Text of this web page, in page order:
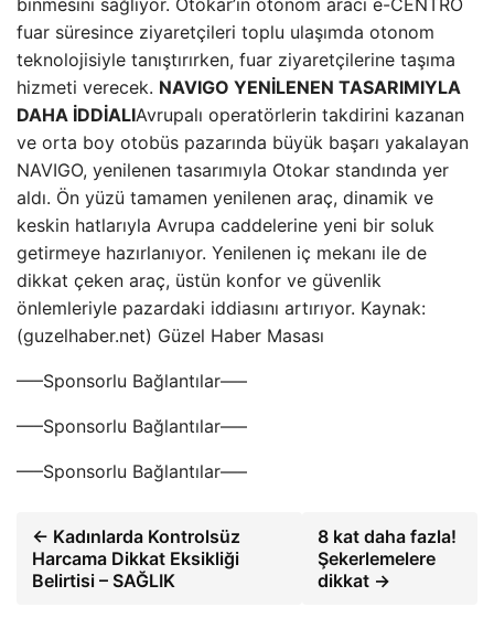
binmesini sağlıyor. Otokar’ın otonom aracı e-CENTRO
fuar süresince ziyaretçileri toplu ulaşımda otonom
teknolojisiyle tanıştırırken, fuar ziyaretçilerine taşıma
hizmeti verecek. NAVIGO YENİLENEN TASARIMIYLA
DAHA İDDİALIAvrupalı operatörlerin takdirini kazanan
ve orta boy otobüs pazarında büyük başarı yakalayan
NAVIGO, yenilenen tasarımıyla Otokar standında yer
aldı. Ön yüzü tamamen yenilenen araç, dinamik ve
keskin hatlarıyla Avrupa caddelerine yeni bir soluk
getirmeye hazırlanıyor. Yenilenen iç mekanı ile de
dikkat çeken araç, üstün konfor ve güvenlik
önlemleriyle pazardaki iddiasını artırıyor. Kaynak:
(guzelhaber.net) Güzel Haber Masası
—–Sponsorlu Bağlantılar—–
—–Sponsorlu Bağlantılar—–
—–Sponsorlu Bağlantılar—–
← Kadınlarda Kontrolsüz
Harcama Dikkat Eksikliği
Belirtisi – SAĞLIK
8 kat daha fazla!
Şekerlemelere
dikkat →